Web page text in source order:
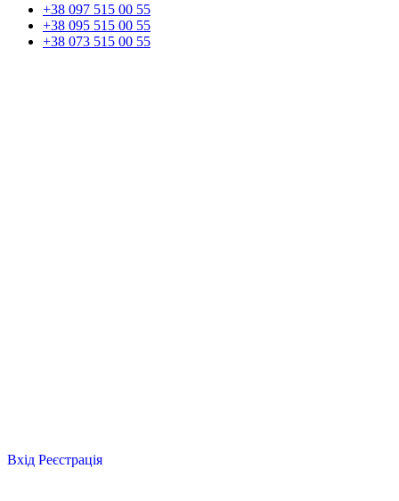
+38 097 515 00 55
+38 095 515 00 55
+38 073 515 00 55
Вхід Реєстрація